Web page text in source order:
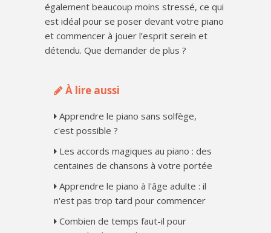
également beaucoup moins stressé, ce qui
est idéal pour se poser devant votre piano
et commencer à jouer l’esprit serein et
détendu. Que demander de plus ?
À lire aussi
Apprendre le piano sans solfège,
c'est possible ?
Les accords magiques au piano : des
centaines de chansons à votre portée
Apprendre le piano à l'âge adulte : il
n'est pas trop tard pour commencer
Combien de temps faut-il pour